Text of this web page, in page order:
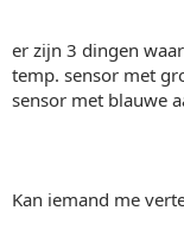
er zijn 3 dingen
temp. sensor met
sensor met blauwe
Kan iemand me